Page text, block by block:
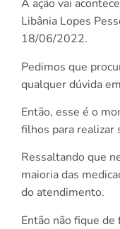
A ação vai
Libânia Lopes
18/06/2022.
Pedimos que
qualquer dúvida
Então, esse é o
filhos para realizar
Ressaltando que
maioria das
do atendimento.
Então não fique